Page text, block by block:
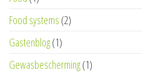
Food systems (2)
Gastenblog(1)
Gewasbescherming(1)